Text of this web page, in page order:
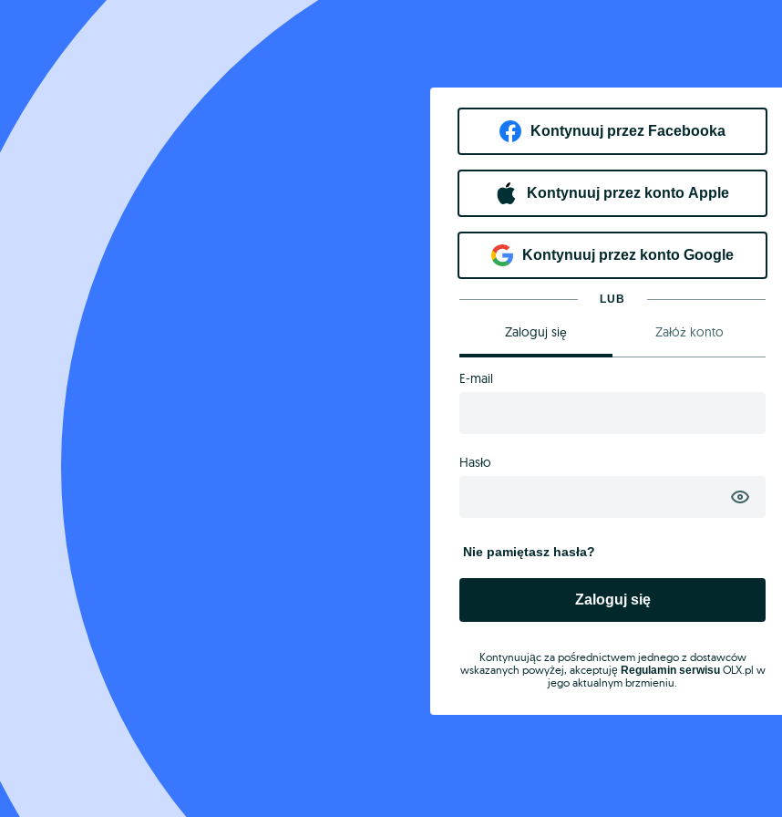
Kontynuuj przez Facebooka
Kontynuuj przez konto Apple
Kontynuuj przez konto Google
LUB
Zaloguj się Załóż konto
E-mail
Hasło
Nie pamiętasz hasła?
Zaloguj się
Kontynuując za pośrednictwem jednego z dostawców
wskazanych powyżej, akceptuję Regulamin serwisuOLX.pl w
jego aktualnym brzmieniu.